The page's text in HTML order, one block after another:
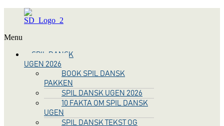
Menu
SPIL DANSK
UGEN 2026
BOOK SPIL DANSK
PAKKEN
SPIL DANSK UGEN 2026
10 FAKTA OM SPIL DANSK
UGEN
SPIL DANSK TEKST OG